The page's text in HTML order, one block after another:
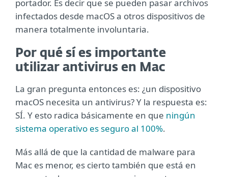
portador. Es decir que se pueden pasar archivos
infectados desde macOS a otros dispositivos de
manera totalmente involuntaria.
Por qué sí es importante
utilizar antivirus en Mac
La gran pregunta entonces es: ¿un dispositivo
macOS necesita un antivirus? Y la respuesta es:
SÍ. Y esto radica básicamente en que ningún
sistema operativo es seguro al 100%.
Más allá de que la cantidad de malware para
Mac es menor, es cierto también que está en